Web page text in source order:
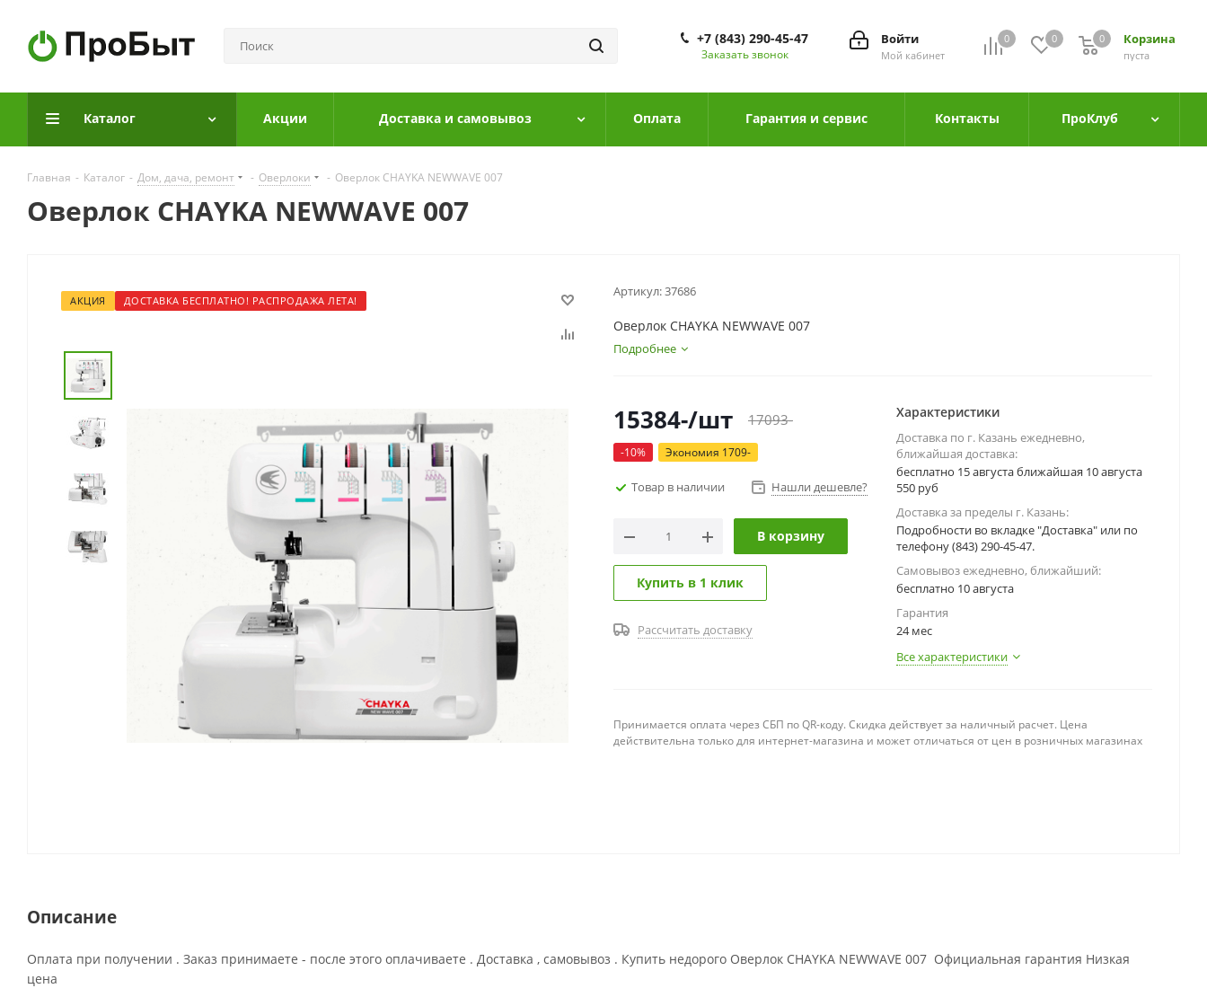
0 0 Корзина
0
пуста
0
Войти
Мой кабинет
+7 (843) 290-45-47
Заказать звонок
Каталог Акции Доставка и самовывоз Оплата Гарантия и сервис Контакты ПроКлуб
Главная - Каталог - Дом, дача, ремонт - Оверлоки - Оверлок CHAYKA NEWWAVE 007
Оверлок CHAYKA NEWWAVE 007
АКЦИЯ ДОСТАВКА БЕСПЛАТНО! РАСПРОДАЖА ЛЕТА!
Артикул:37686
Оверлок CHAYKA NEWWAVE 007
Подробнее
15384-/шт 17093-
-10% Экономия 1709-
Товар в наличии Нашли дешевле?
В корзину
Купить в 1 клик
Рассчитать доставку
Характеристики
Доставка по г. Казань ежедневно,
ближайшая доставка:
бесплатно 15 августа ближайшая 10 августа
550 руб
Доставка за пределы г. Казань:
Подробности во вкладке "Доставка" или по
телефону (843) 290-45-47.
Самовывоз ежедневно, ближайший:
бесплатно 10 августа
Гарантия
24 мес
Все характеристики
Принимается оплата через СБП по QR-коду. Скидка действует за наличный расчет. Цена
действительна только для интернет-магазина и может отличаться от цен в розничных магазинах
Описание
Оплата при получении . Заказ принимаете - после этого оплачиваете . Доставка , самовывоз . Купить недорого Оверлок CHAYKA NEWWAVE 007 Официальная гарантия Низкая
цена